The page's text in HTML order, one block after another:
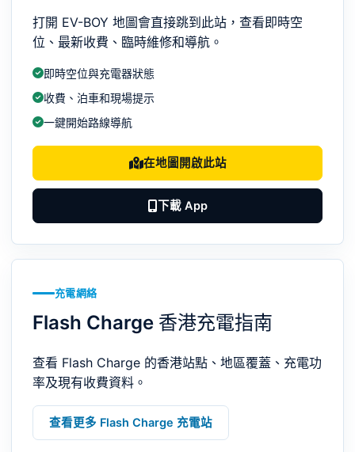
打開 EV-BOY 地圖會直接跳到此站，查看即時空
位、最新收費、臨時維修和導航。
即時空位與充電器狀態
收費、泊車和現場提示
一鍵開始路線導航
在地圖開啟此站
下載 App
充電網絡
Flash Charge 香港充電指南
查看 Flash Charge 的香港站點、地區覆蓋、充電功
率及現有收費資料。
查看更多 Flash Charge 充電站